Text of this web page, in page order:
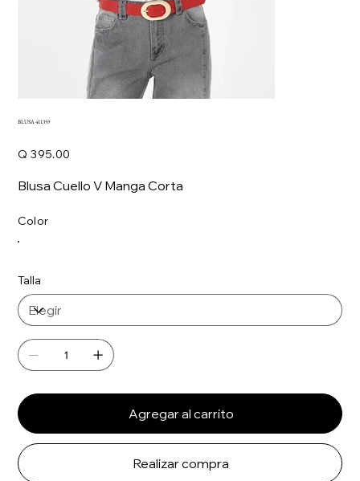
BLUSA 411359
Q 395.00
Blusa Cuello V Manga Corta
Color
Talla
Agregar al carrito
Realizar compra